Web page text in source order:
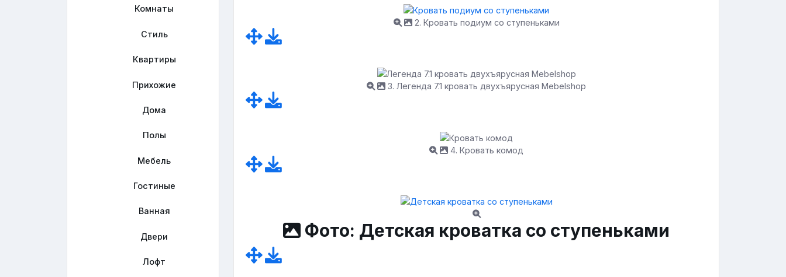
Комнаты
Стиль
Квартиры
Прихожие
Дома
Полы
Мебель
Гостиные
Ванная
Двери
Лофт
2. Кровать подиум со ступеньками
3. Легенда 7.1 кровать двухъярусная Mebelshop
4. Кровать комод
Фото: Детская кроватка со ступеньками